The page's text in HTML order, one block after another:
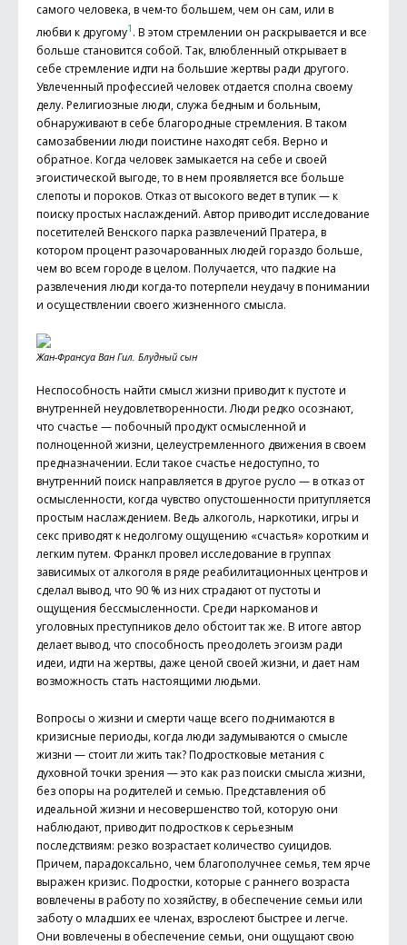
самого человека, в чем-то большем, чем он сам, или в
любви к другому1 . В этом стремлении он раскрывается и все
больше становится собой. Так, влюбленный открывает в
себе стремление идти на большие жертвы ради другого.
Увлеченный профессией человек отдается сполна своему
делу. Религиозные люди, служа бедным и больным,
обнаруживают в себе благородные стремления. В таком
самозабвении люди поистине находят себя. Верно и
обратное. Когда человек замыкается на себе и своей
эгоистической выгоде, то в нем проявляется все больше
слепоты и пороков. Отказ от высокого ведет в тупик — к
поиску простых наслаждений. Автор приводит исследование
посетителей Венского парка развлечений Пратера, в
котором процент разочарованных людей гораздо больше,
чем во всем городе в целом. Получается, что падкие на
развлечения люди когда-то потерпели неуда­чу в понимании
и осуществлении своего жизненного смысла.
Жан-Франсуа Ван Гил. Блудный сын
Неспособность найти смысл жизни приводит к пустоте и
внутренней неудовле­творенности. Люди редко осознают,
что счастье — побочный продукт осмысленной и
полноценной жизни, целеустремленного движения в своем
предназначении. Если такое счастье недоступно, то
внутренний поиск направляется в другое русло — в отказ от
осмысленности, когда чувство опустошенности притупляется
простым наслаждением. Ведь алкоголь, наркотики, игры и
секс приводят к недолгому ощущению «счастья» коротким и
легким путем. Франкл провел исследование в группах
зависимых от алкоголя в ряде реабилитационных центров и
сделал вывод, что 90 % из них страдают от пустоты и
ощущения бессмысленности. Среди наркоманов и
уголовных преступников дело обстоит так же. В итоге автор
делает вывод, что способность преодолеть эгоизм ради
идеи, идти на жертвы, даже ценой своей жизни, и дает нам
возможность стать настоящими людьми.
Вопросы о жизни и смерти чаще всего поднимаются в
кризисные периоды, когда люди задумываются о смысле
жизни — стоит ли жить так? Подростковые метания с
духовной точки зрения — это как раз поиски смысла жизни,
без опоры на родителей и семью. Представления об
идеальной жизни и несовершенство той, которую они
наблюдают, приводит подростков к серьезным
последствиям: резко возрастает количество суицидов.
Причем, парадоксально, чем благополучнее семья, тем ярче
выражен кризис. Подростки, которые с раннего возраста
вовлечены в работу по хозяйству, в обеспечение семьи или
заботу о младших ее членах, взрослеют быстрее и легче.
Они вовлечены в обеспечение семьи, они ощущают свою